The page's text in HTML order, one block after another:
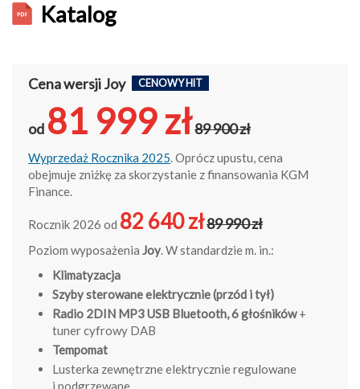
Katalog
Cena wersji Joy CENOWY HIT
od 81 999 zł89 900 zł
Wyprzedaż Rocznika 2025. Oprócz upustu, cena
obejmuje zniżkę za skorzystanie z finansowania KGM
Finance.
Rocznik 2026 od 82 640 zł89 990 zł
Poziom wyposażenia Joy. W standardzie m. in.:
Klimatyzacja
Szyby sterowane elektrycznie (przód i tył)
Radio 2DIN MP3 USB Bluetooth, 6 głośników+
tuner cyfrowy DAB
Tempomat
Lusterka zewnętrzne elektrycznie regulowane
i podgrzewane